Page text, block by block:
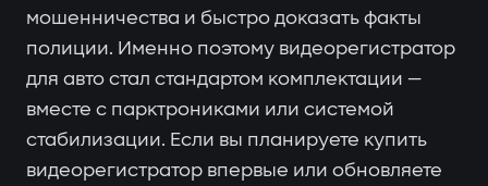
мошенничества и быстро доказать факты
полиции. Именно поэтому видеорегистратор
для авто стал стандартом комплектации —
вместе с парктрониками или системой
стабилизации. Если вы планируете купить
видеорегистратор впервые или обновляете